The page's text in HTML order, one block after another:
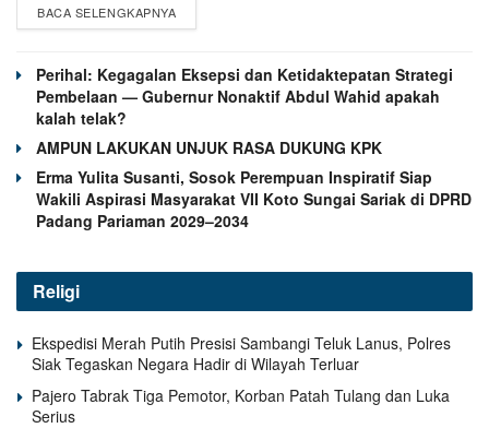
BACA SELENGKAPNYA
Perihal: Kegagalan Eksepsi dan Ketidaktepatan Strategi
Pembelaan — Gubernur Nonaktif Abdul Wahid apakah
kalah telak?
AMPUN LAKUKAN UNJUK RASA DUKUNG KPK
Erma Yulita Susanti, Sosok Perempuan Inspiratif Siap
Wakili Aspirasi Masyarakat VII Koto Sungai Sariak di DPRD
Padang Pariaman 2029–2034
Religi
Ekspedisi Merah Putih Presisi Sambangi Teluk Lanus, Polres
Siak Tegaskan Negara Hadir di Wilayah Terluar
Pajero Tabrak Tiga Pemotor, Korban Patah Tulang dan Luka
Serius